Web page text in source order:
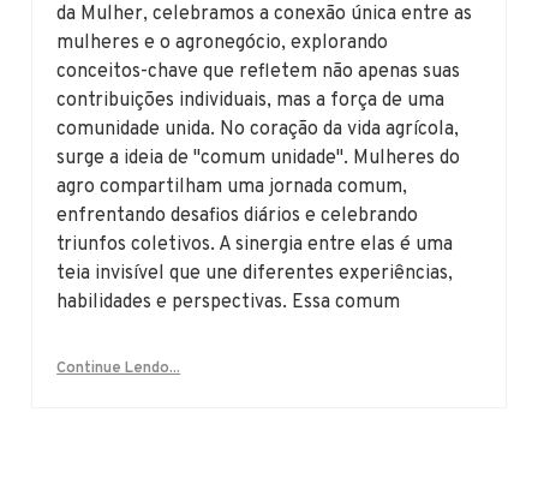
da Mulher, celebramos a conexão única entre as
mulheres e o agronegócio, explorando
conceitos-chave que refletem não apenas suas
contribuições individuais, mas a força de uma
comunidade unida. No coração da vida agrícola,
surge a ideia de "comum unidade". Mulheres do
agro compartilham uma jornada comum,
enfrentando desafios diários e celebrando
triunfos coletivos. A sinergia entre elas é uma
teia invisível que une diferentes experiências,
habilidades e perspectivas. Essa comum
Continue Lendo...